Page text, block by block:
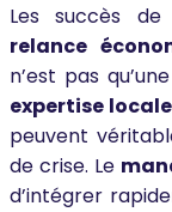
Les succès
relance
n’est pas
expertise locale
peuvent
de crise. Le
d’intégrer